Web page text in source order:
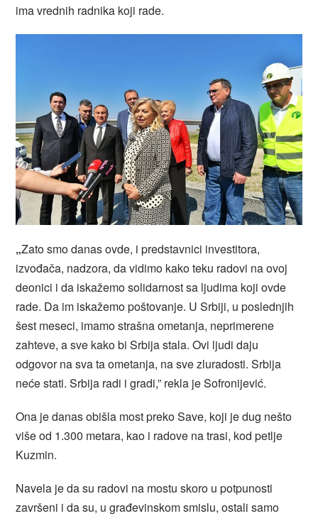
ima vrednih radnika koji rade.
„Zato smo danas ovde, i predstavnici investitora,
izvođača, nadzora, da vidimo kako teku radovi na ovoj
deonici i da iskažemo solidarnost sa ljudima koji ovde
rade. Da im iskažemo poštovanje. U Srbiji, u poslednjih
šest meseci, imamo strašna ometanja, neprimerene
zahteve, a sve kako bi Srbija stala. Ovi ljudi daju
odgovor na sva ta ometanja, na sve zluradosti. Srbija
neće stati. Srbija radi i gradi,” rekla je Sofronijević.
Ona je danas obišla most preko Save, koji je dug nešto
više od 1.300 metara, kao i radove na trasi, kod petlje
Kuzmin.
Navela je da su radovi na mostu skoro u potpunosti
završeni i da su, u građevinskom smislu, ostali samo